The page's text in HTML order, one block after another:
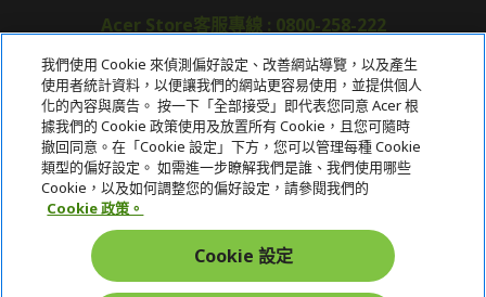
Acer Store客服專線 : 0800-258-222
關於宏碁
服務
宏碁網路商城
在社群上追蹤 Acer
我們使用 Cookie 來偵測偏好設定、改善網站導覽，以及產生
使用者統計資料，以便讓我們的網站更容易使用，並提供個人
化的內容與廣告。 按一下「全部接受」即代表您同意 Acer 根
據我們的 Cookie 政策使用及放置所有 Cookie，且您可隨時
撤回同意。在「Cookie 設定」下方，您可以管理每種 Cookie
類型的偏好設定。 如需進一步瞭解我們是誰、我們使用哪些
Cookie，以及如何調整您的偏好設定，請參閱我們的
Cookie 政策。
Cookie 設定